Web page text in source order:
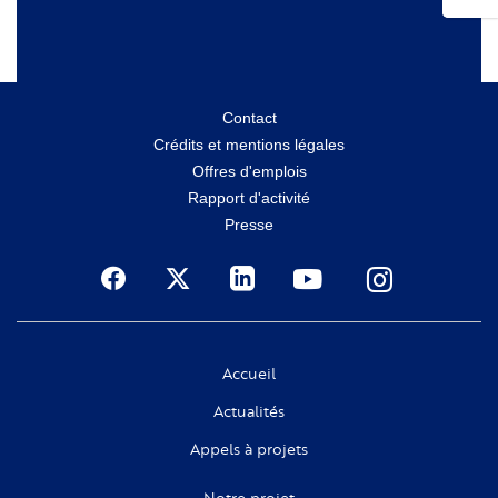
Contact
Crédits et mentions légales
Offres d'emplois
Rapport d'activité
Presse
Social
Accueil
Actualités
Appels à projets